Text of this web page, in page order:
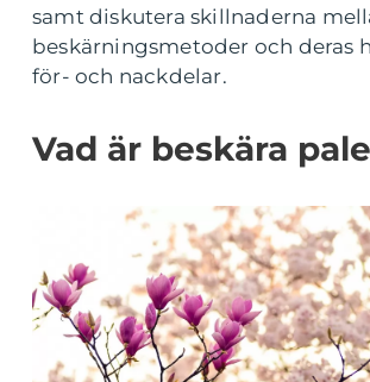
samt diskutera skillnaderna
beskärningsmetoder och deras
för- och nackdelar.
Vad är beskära